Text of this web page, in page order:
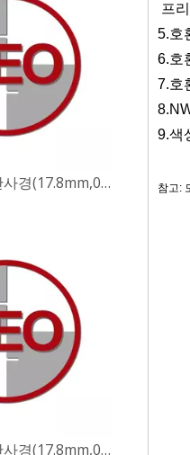
프
5.호
6.호
7.호
8
9.색
참고: